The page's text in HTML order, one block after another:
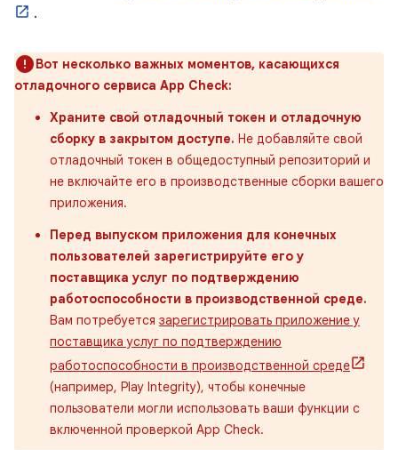
.
Вот несколько важных моментов, касающихся
отладочного сервиса App Check:
Храните свой отладочный токен и отладочную
сборку в закрытом доступе. Не добавляйте свой
отладочный токен в общедоступный репозиторий и
не включайте его в производственные сборки вашего
приложения.
Перед выпуском приложения для конечных
пользователей зарегистрируйте его у
поставщика услуг по подтверждению
работоспособности в производственной среде.
Вам потребуется зарегистрировать приложение у
поставщика услуг по подтверждению
работоспособности в производственной среде
(например, Play Integrity), чтобы конечные
пользователи могли использовать ваши функции с
включенной проверкой App Check.